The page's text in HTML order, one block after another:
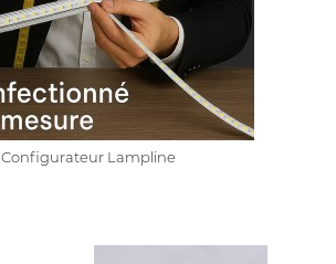
Configurateur Lampline